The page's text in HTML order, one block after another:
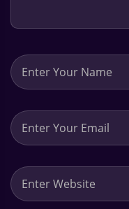
n
a
v
i
g
a